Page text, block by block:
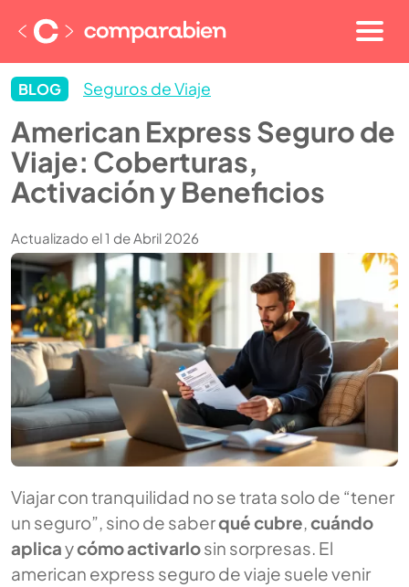
BLOG Seguros de Viaje
American Express Seguro de
Viaje: Coberturas,
Activación y Beneficios
Actualizado el 1 de Abril 2026
Viajar con tranquilidad no se trata solo de “tener
un seguro”, sino de saberqué cubre,cuándo
aplicaycómo activarlosin sorpresas. El
american express seguro de viaje suele venir